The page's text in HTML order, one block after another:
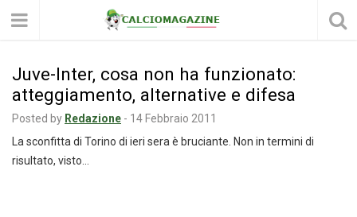
Juve-Inter, cosa non ha funzionato:
atteggiamento, alternative e difesa
Posted by Redazione - 14 Febbraio 2011
La sconfitta di Torino di ieri sera è bruciante. Non in termini di
risultato, visto…